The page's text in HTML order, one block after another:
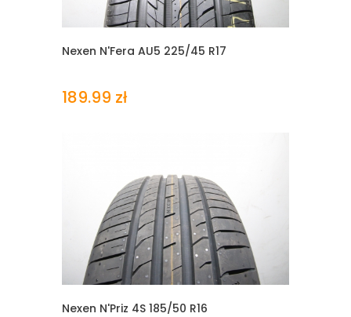
Nexen N'Fera AU5 225/45 R17
189.99 zł
Nexen N'Priz 4S 185/50 R16